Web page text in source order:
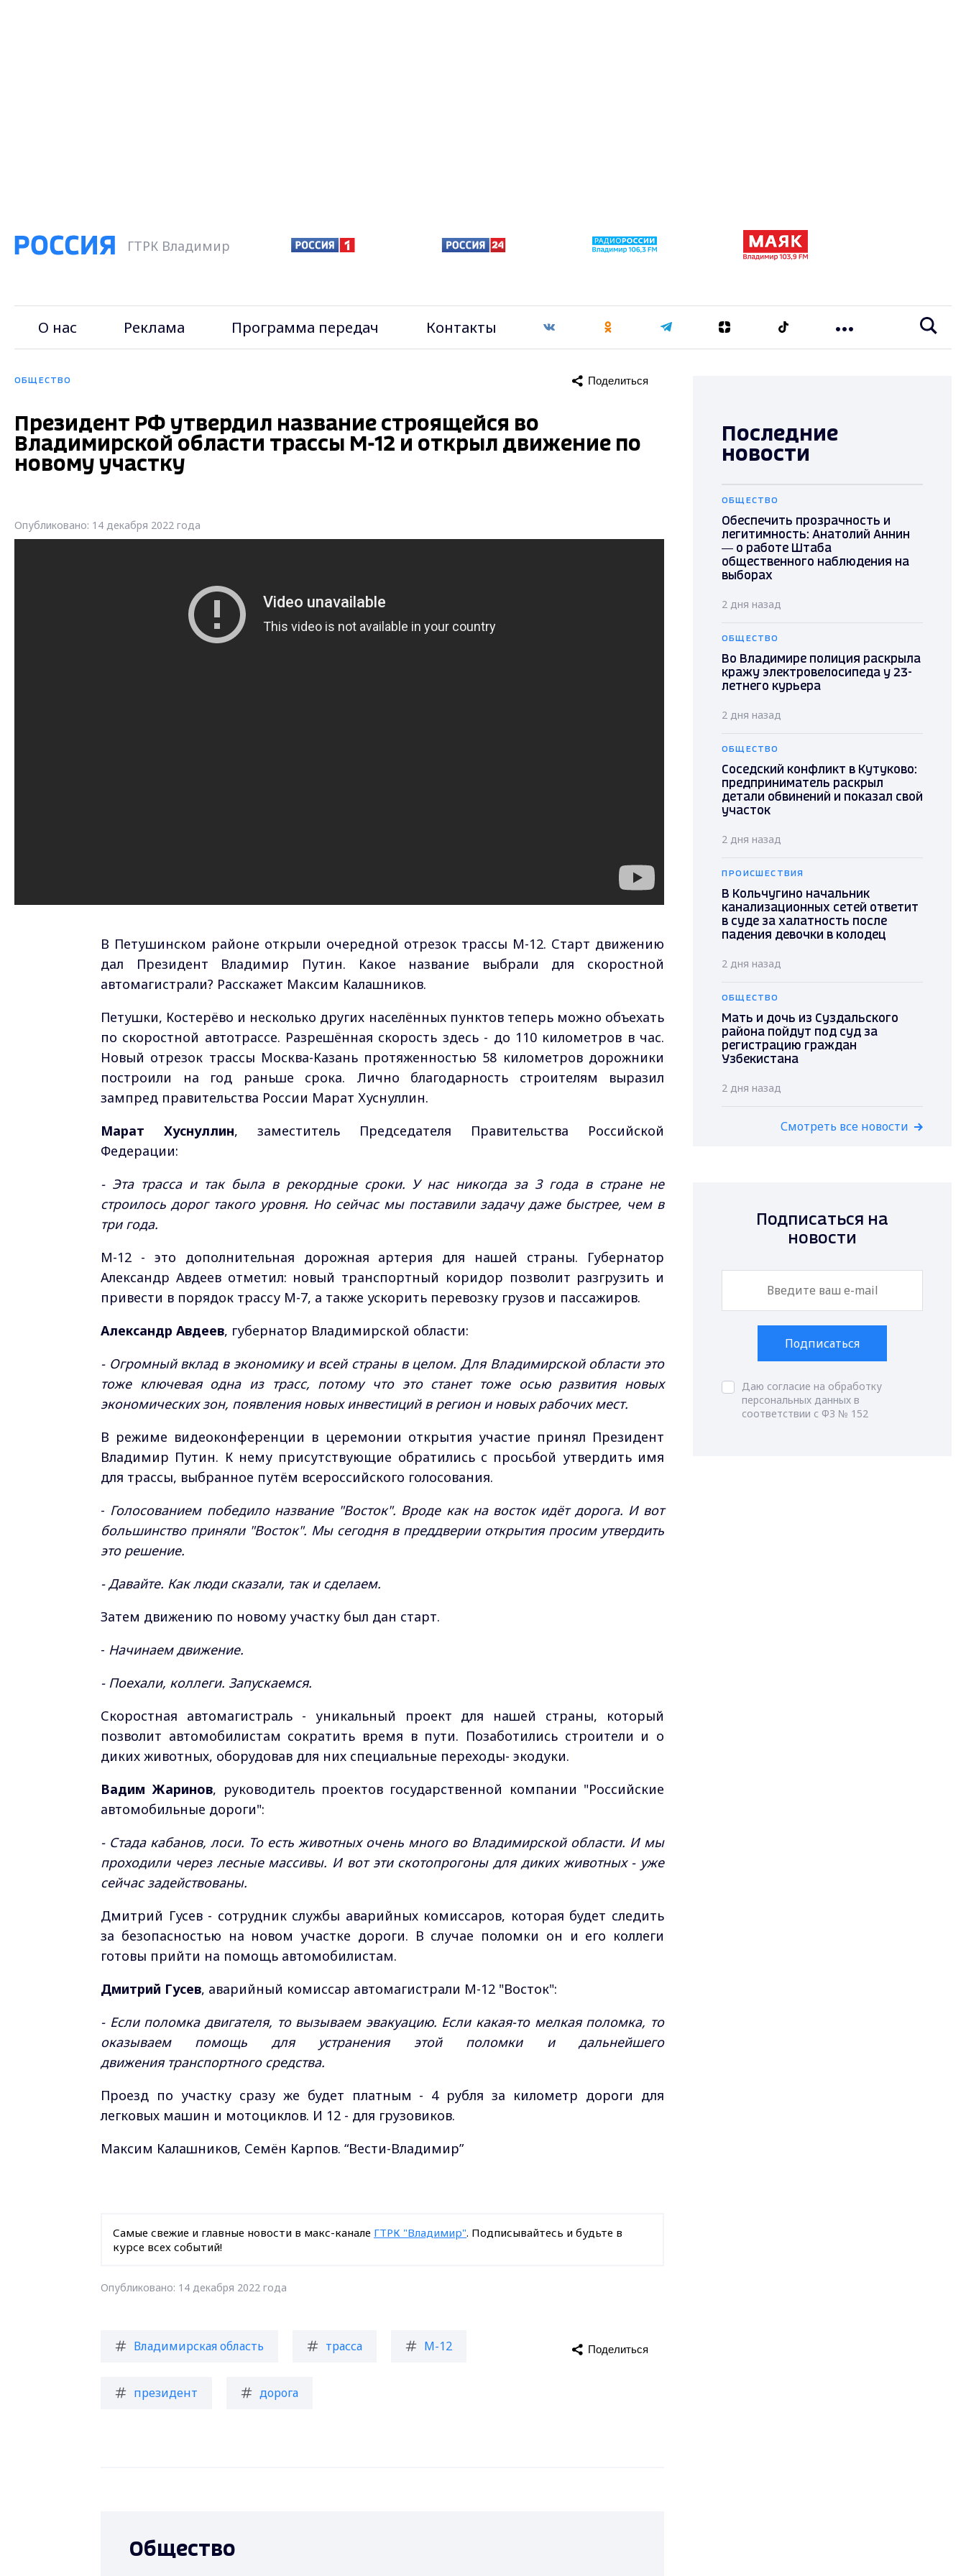
ГТРК Владимир
О нас Реклама Программа передач Контакты
ОБЩЕСТВО Поделиться
Президент РФ утвердил название строящейся во
Владимирской области трассы М-12 и открыл движение по
новому участку
Опубликовано: 14 декабря 2022 года
В Петушинском районе открыли очередной отрезок трассы М-12. Старт движению
дал Президент Владимир Путин. Какое название выбрали для скоростной
автомагистрали? Расскажет Максим Калашников.
Петушки, Костерёво и несколько других населённых пунктов теперь можно объехать
по скоростной автотрассе. Разрешённая скорость здесь - до 110 километров в час.
Новый отрезок трассы Москва-Казань протяженностью 58 километров дорожники
построили на год раньше срока. Лично благодарность строителям выразил
зампред правительства России Марат Хуснуллин.
Марат Хуснуллин, заместитель Председателя Правительства Российской
Федерации:
- Эта трасса и так была в рекордные сроки. У нас никогда за 3 года в стране не
строилось дорог такого уровня. Но сейчас мы поставили задачу даже быстрее, чем в
три года.
М-12 - это дополнительная дорожная артерия для нашей страны. Губернатор
Александр Авдеев отметил: новый транспортный коридор позволит разгрузить и
привести в порядок трассу М-7, а также ускорить перевозку грузов и пассажиров.
Александр Авдеев, губернатор Владимирской области:
- Огромный вклад в экономику и всей страны в целом. Для Владимирской области это
тоже ключевая одна из трасс, потому что это станет тоже осью развития новых
экономических зон, появления новых инвестиций в регион и новых рабочих мест.
В режиме видеоконференции в церемонии открытия участие принял Президент
Владимир Путин. К нему присутствующие обратились с просьбой утвердить имя
для трассы, выбранное путём всероссийского голосования.
- Голосованием победило название "Восток". Вроде как на восток идёт дорога. И вот
большинство приняли "Восток". Мы сегодня в преддверии открытия просим утвердить
это решение.
- Давайте. Как люди сказали, так и сделаем.
Затем движению по новому участку был дан старт.
- Начинаем движение.
- Поехали, коллеги. Запускаемся.
Скоростная автомагистраль - уникальный проект для нашей страны, который
позволит автомобилистам сократить время в пути. Позаботились строители и о
диких животных, оборудовав для них специальные переходы- экодуки.
Вадим Жаринов, руководитель проектов государственной компании "Российские
автомобильные дороги":
- Стада кабанов, лоси. То есть животных очень много во Владимирской области. И мы
проходили через лесные массивы. И вот эти скотопрогоны для диких животных - уже
сейчас задействованы.
Дмитрий Гусев - сотрудник службы аварийных комиссаров, которая будет следить
за безопасностью на новом участке дороги. В случае поломки он и его коллеги
готовы прийти на помощь автомобилистам.
Дмитрий Гусев, аварийный комиссар автомагистрали М-12 "Восток":
- Если поломка двигателя, то вызываем эвакуацию. Если какая-то мелкая поломка, то
оказываем помощь для устранения этой поломки и дальнейшего
движениятранспортного средства.
Проезд по участку сразу же будет платным - 4 рубля за километр дороги для
легковых машин и мотоциклов. И 12 - для грузовиков.
Максим Калашников, Семён Карпов. “Вести-Владимир”
Самые свежие и главные новости в макс-канале ГТРК "Владимир". Подписывайтесь и будьте в
курсе всех событий!
Опубликовано: 14 декабря 2022 года
Владимирская область трасса М-12
президент дорога
Поделиться
Общество
Последние
новости
ОБЩЕСТВО
Обеспечить прозрачность и
легитимность: Анатолий Аннин
— о работе Штаба
общественного наблюдения на
выборах
2 дня назад
ОБЩЕСТВО
Во Владимире полиция раскрыла
кражу электровелосипеда у 23-
летнего курьера
2 дня назад
ОБЩЕСТВО
Соседский конфликт в Кутуково:
предприниматель раскрыл
детали обвинений и показал свой
участок
2 дня назад
ПРОИСШЕСТВИЯ
В Кольчугино начальник
канализационных сетей ответит
в суде за халатность после
падения девочки в колодец
2 дня назад
ОБЩЕСТВО
Мать и дочь из Суздальского
района пойдут под суд за
регистрацию граждан
Узбекистана
2 дня назад
Смотреть все новости
Подписаться на
новости
Подписаться
Даю согласие на обработку
персональных данных в
соответствии с ФЗ № 152